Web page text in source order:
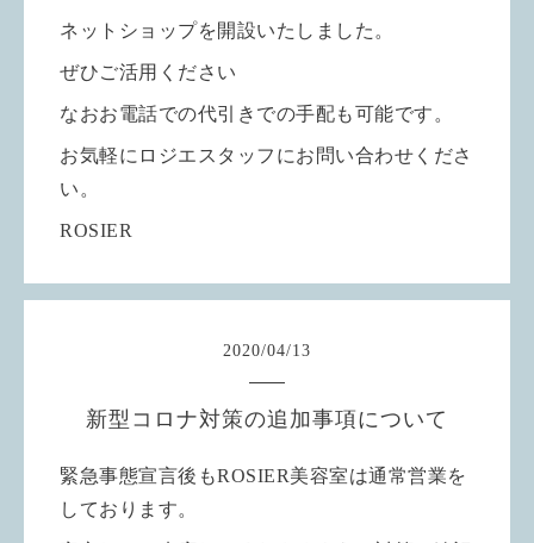
ネットショップを開設いたしました。
ぜひご活用ください
なおお電話での代引きでの手配も可能です。
お気軽にロジエスタッフにお問い合わせくださ
い。
ROSIER
2020/04/13
新型コロナ対策の追加事項について
緊急事態宣言後もROSIER美容室は通常営業を
しております。